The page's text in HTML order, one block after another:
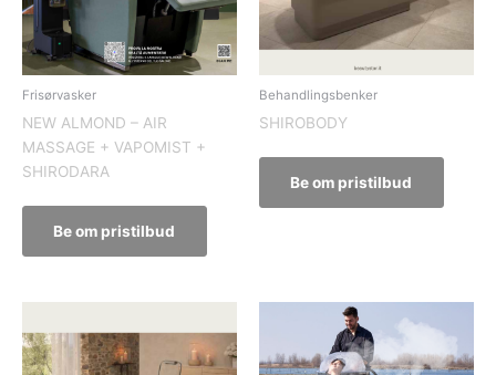
Frisørvasker
NEW ALMOND – AIR
MASSAGE + VAPOMIST +
SHIRODARA
Be om pristilbud
Behandlingsbenker
SHIROBODY
Be om pristilbud